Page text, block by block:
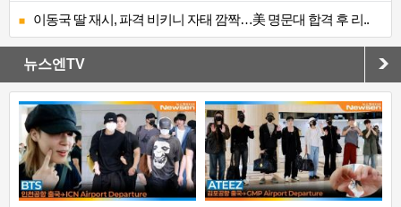
이동국 딸 재시, 파격 비키니 자태 깜짝…美 명문대 합격 후 리..
뉴스엔TV